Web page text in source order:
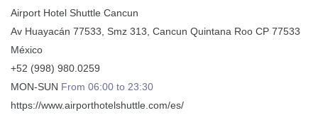
Airport Hotel Shuttle Cancun
Av Huayacán 77533, Smz 313 Cancun Quintana Roo CP 77533
México
+52 (998) 980.0259
MON-SUN From 06:00 to 23:30
https://www.airporthotelshuttle.com/es/